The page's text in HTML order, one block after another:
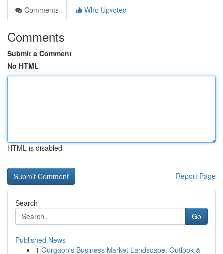
Comments
Who Upvoted
Comments
Submit a Comment
No HTML
HTML is disabled
Report Page
Search
Go
Published News
1 Gurgaon's Business Market Landscape: Outlook &